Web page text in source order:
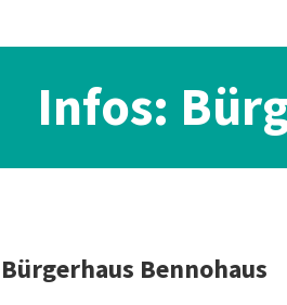
Infos:
Bürgerhaus Bennohaus